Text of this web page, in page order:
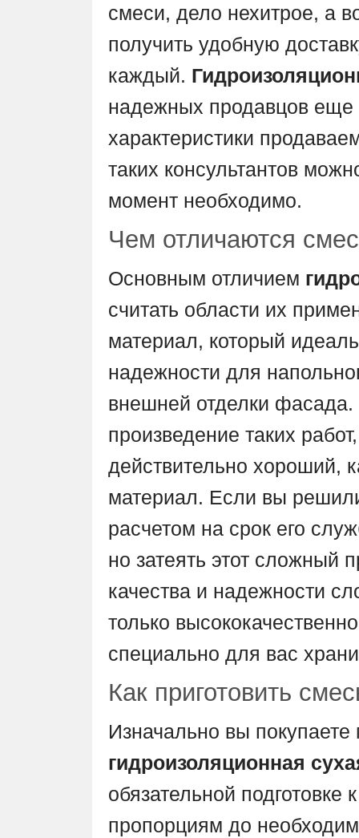
смеси, дело нехитрое, а
получить удобную
каждый.
надежных продавцов еще
характеристики
таких консультантов
момент необходимо.
Чем отличаются
Основным отличием
считать области их
материал, который
надежности для
внешней отделки
произведение таких
действительно хороший,
материал. Если вы
расчетом на срок его
но затеять этот сложный
качества и надежности
только
специально для вас
Как приготовить
Изначально вы
гидроизоляционная
обязательной подготовке
пропорциям до